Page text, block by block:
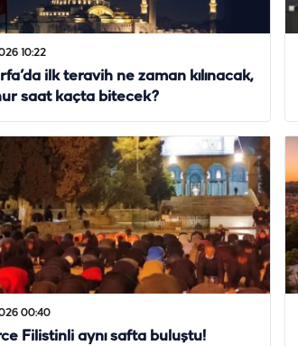
10:22
ilk teravih ne zaman kılınacak,
saat kaçta bitecek?
00:40
Filistinli aynı safta buluştu!